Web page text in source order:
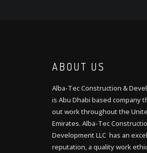
ABOUT US
Alba-Tec Construction &
is Abu Dhabi based company
out work throughout the
Emirates. Alba-Tec
Development LLC has an
reputation, a quality work